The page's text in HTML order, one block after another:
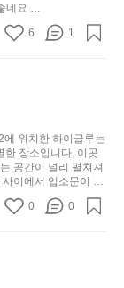
잠
조
금
시
간
이
기
퍼
지
갑’입
니
다.
도
만
충
분
하
고,
도 좋
좋고
바
항
ㅎ
철수
네요 이
말 시
기 좋
식점
했네
문
포
리
해
변
6 1
위치한 하이글루는
한 장소입니다. 이곳
공간이 널리 펼쳐져
이에서 입소문이 자
들을 맞이합니다. 특
아늑한 잠자리를 제
즐길 수 있는 공간
로가 있어 아웃도어
0 0